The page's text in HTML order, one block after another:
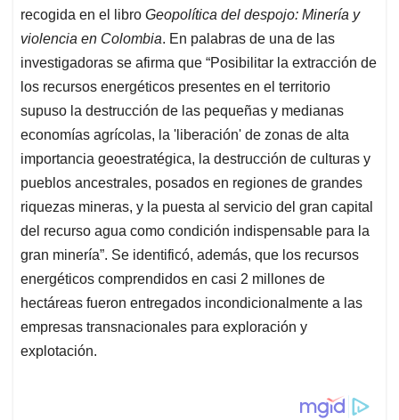
recogida en el libro Geopolítica del despojo: Minería y
violencia en Colombia. En palabras de una de las
investigadoras se afirma que “Posibilitar la extracción de
los recursos energéticos presentes en el territorio
supuso la destrucción de las pequeñas y medianas
economías agrícolas, la 'liberación' de zonas de alta
importancia geoestratégica, la destrucción de culturas y
pueblos ancestrales, posados en regiones de grandes
riquezas mineras, y la puesta al servicio del gran capital
del recurso agua como condición indispensable para la
gran minería”. Se identificó, además, que los recursos
energéticos comprendidos en casi 2 millones de
hectáreas fueron entregados incondicionalmente a las
empresas transnacionales para exploración y
explotación.